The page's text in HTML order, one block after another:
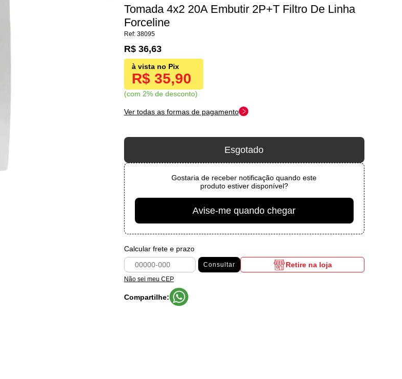
Tomada 4x2 20A Embutir 2P+T Filtro De Linha
Forceline
38095
R$ 35,90
com 2% de desconto
R$ 36,63
Ver todas as formas de pagamento
Esgotado
Gostaria de receber notificação quando este
produto estiver disponível?
Avise-me quando chegar
Calcular frete e prazo
Consultar
Não sei meu CEP
Retire na loja
Compartilhe: